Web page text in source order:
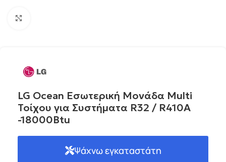
LG Ocean Εσωτερική Μονάδα Multi
Τοίχου για Συστήματα R32 / R410A
-18000Btu
Ψάχνω εγκαταστάτη